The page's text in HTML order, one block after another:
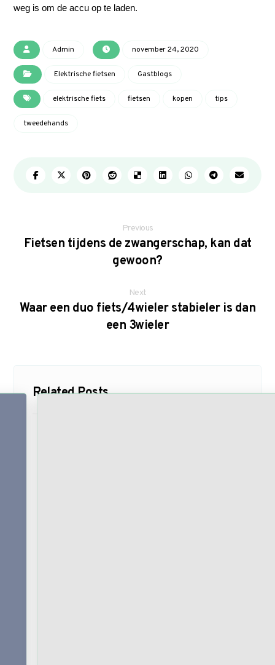
weg is om de accu op te laden.
Admin november 24, 2020
Elektrische fietsen Gastblogs
elektrische fiets fietsen kopen tips
tweedehands
Previous
Fietsen tijdens de zwangerschap, kan dat
gewoon?
Next
Waar een duo fiets/4wieler stabieler is dan
een 3wieler
Related Posts ...